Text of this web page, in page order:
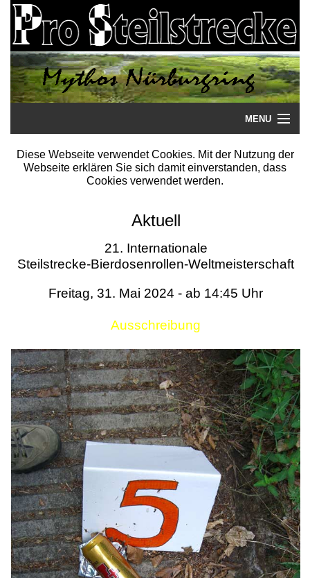
MENU
Startseite
Literatur
Termine
Diese Webseite verwendet Cookies. Mit der Nutzung der
Webseite erklären Sie sich damit einverstanden, dass
Cookies verwendet werden.
Aktuell
21. Internationale
Steilstrecke-Bierdosenrollen-Weltmeisterschaft
Freitag, 31. Mai 2024 - ab 14:45 Uhr
Ausschreibung